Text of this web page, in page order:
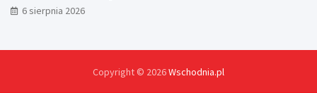
6 sierpnia 2026
Copyright © 2026Wschodnia.pl